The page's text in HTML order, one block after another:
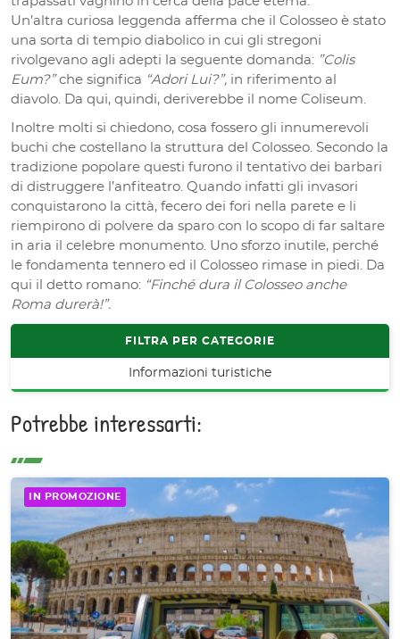
Un’altra curiosa leggenda afferma che il Colosseo è stato
una sorta di tempio diabolico in cui gli stregoni
rivolgevano agli adepti la seguente domanda: ”Colis
Eum?”che significa “Adori Lui?”, in riferimento al
diavolo. Da qui, quindi, deriverebbe il nome Coliseum.
Inoltre molti si chiedono, cosa fossero gli innumerevoli
buchi che costellano la struttura del Colosseo. Secondo la
tradizione popolare questi furono il tentativo dei barbari
di distruggere l’anfiteatro. Quando infatti gli invasori
conquistarono la città, fecero dei fori nella parete e li
riempirono di polvere da sparo con lo scopo di far saltare
in aria il celebre monumento. Uno sforzo inutile, perché
le fondamenta tennero ed il Colosseo rimase in piedi. Da
qui il detto romano: “Finché dura il Colosseo anche
Roma durerà!”.
FILTRA PER CATEGORIE
Informazioni turistiche
Potrebbe interessarti:
IN PROMOZIONE